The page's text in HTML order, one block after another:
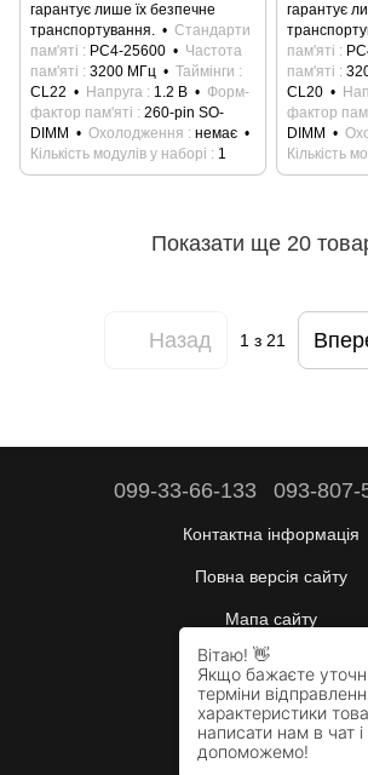
гарантує лише їх безпечне
транспортування.
Стандарти
пам'яті
PC4-25600
Частота
пам'яті
3200 МГц
Таймінги
CL22
Напруга 1.2 В
Форм-
фактор пам'яті
260-pin SO-
DIMM
Охолодження
немає
Кількість модулів у наборі
1
гарантує
пам'яті
пам'яті
CL20
фактор
DIMM
Кількість
Показати ще 20
Назад 1з 21
099-33-66-133 093-807-
Контактна інформація
Повна версія сайту
Мапа сайту
Будні: 10:00–17:00
Сб:вихідний
Нд:вихідний